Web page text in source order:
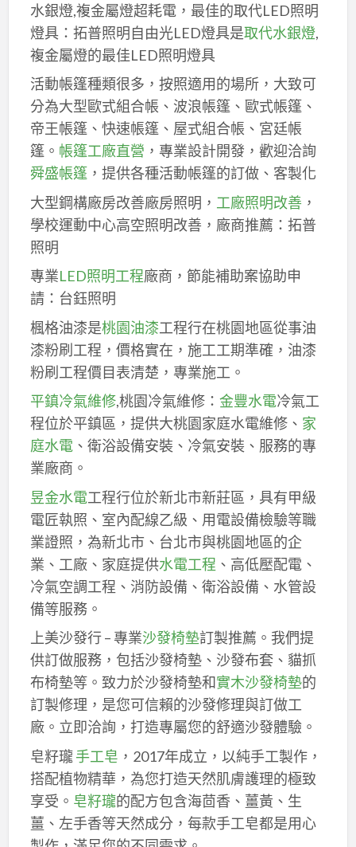
水銀燈,複金屬燈超耗電，最佳的取代LED照明
燈具：拓普照明自由光LED燈具是取代水銀燈,
複金屬燈的最佳LED照明燈具
活動帳篷種類很多，按照適用的場所，大致可
分為大型歐式組合帳、波浪帳篷、歐式帳篷、
帝王帳篷、快速帳篷、屋式組合帳、宮廷帳
篷。 帳篷工廠直營 ，專業設計開發，歡迎洽詢
舜盛帳篷，提供各種活動帳篷的訂做、客製化
大型鋼構廠房改善廠房照明， 工廠照明改善，
學校運動中心高空照明改善，廠商推薦：拓普
照明
專業LED照明工程廠商，節能補助案協助申
請：台鈺照明
楓格油漆是桃園油漆工程行在桃園地區從事油
漆粉刷工程，價格實在，施工工期準確，油漆
粉刷工程價目表清楚，專業施工。
平鎮冷氣維修,桃園冷氣維修： 金豐水電冷氣工
程位於平鎮區，提供大桃園家庭水電維修、 家
庭水電、衛浴設備安裝、冷氣安裝、服務的專
業廠商。
昱金水電工程行位於新北市新莊區，具有甲級
電匠執照、室內配線乙級、用電設備檢驗等職
業證照，為新北市、台北市與桃園地區的企
業、工廠、家庭提供水電工程 、高低壓配電、
冷氣空調工程、消防設備、衛浴設備、水管設
備等服務。
上美沙發行 – 專業沙發椅墊訂製推薦。我們提
供訂做服務，包括沙發椅墊、沙發布套、貓抓
布椅墊等。致力於沙發椅墊和實木沙發椅墊的
訂製修理，是您可信賴的沙發修理與訂做工
廠。立即洽詢，打造專屬您的舒適沙發體驗。
皂籽瓏手工皂 ，2017年成立，以純手工製作，
搭配植物精華，為您打造天然肌膚護理的極致
享受。 皂籽瓏的配方包含海茴香、薑黃、生
薑、左手香等天然成分，每款手工皂都是用心